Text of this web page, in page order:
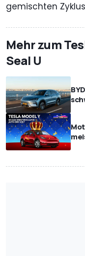
gemischten
Mehr zum
Seal U